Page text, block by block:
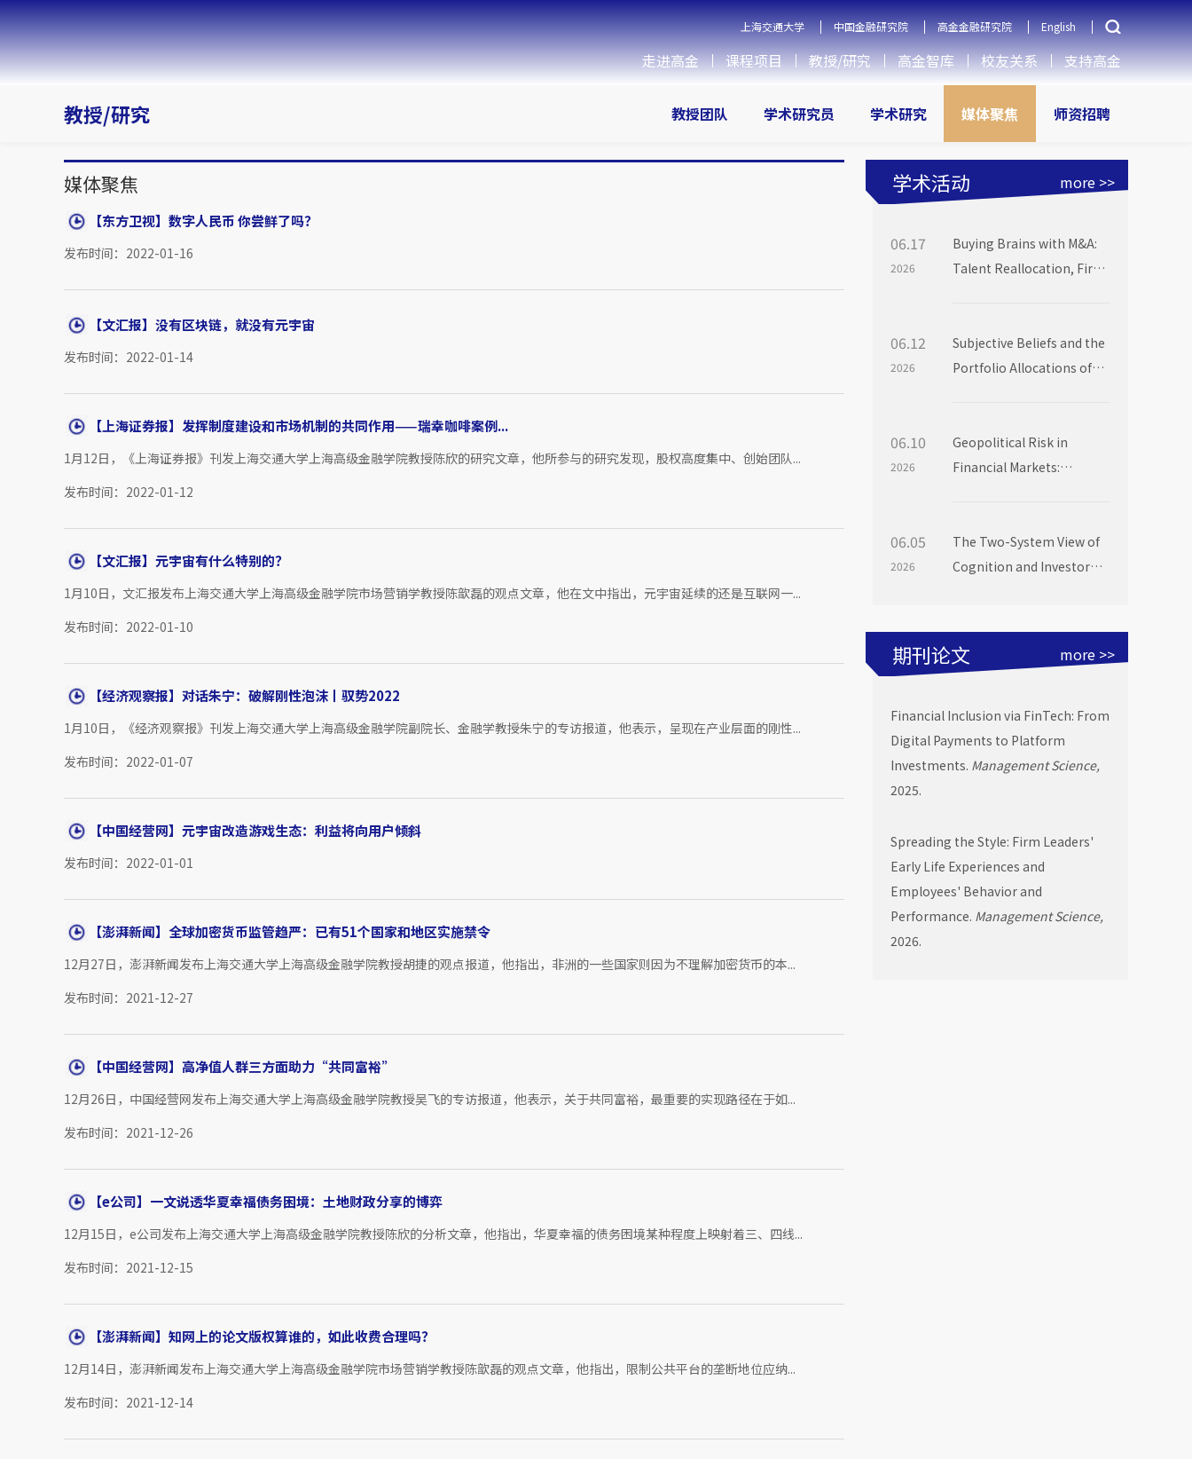
上海交通大学 中国金融研究院 高金金融研究院 English
走进高金 课程项目 教授/研究 高金智库 校友关系 支持高金
教授/研究 教授团队 学术研究员 学术研究 媒体聚焦 师资招聘
媒体聚焦
【东方卫视】数字人民币 你尝鲜了吗？
发布时间：2022-01-16
【文汇报】没有区块链，就没有元宇宙
发布时间：2022-01-14
【上海证券报】发挥制度建设和市场机制的共同作用——瑞幸咖啡案例...
1月12日，《上海证券报》刊发上海交通大学上海高级金融学院教授陈欣的研究文章，他所参与的研究发现，股权高度集中、创始团队...
发布时间：2022-01-12
【文汇报】元宇宙有什么特别的？
1月10日，文汇报发布上海交通大学上海高级金融学院市场营销学教授陈歆磊的观点文章，他在文中指出，元宇宙延续的还是互联网一...
发布时间：2022-01-10
【经济观察报】对话朱宁：破解刚性泡沫丨驭势2022
1月10日，《经济观察报》刊发上海交通大学上海高级金融学院副院长、金融学教授朱宁的专访报道，他表示，呈现在产业层面的刚性...
发布时间：2022-01-07
【中国经营网】元宇宙改造游戏生态：利益将向用户倾斜
发布时间：2022-01-01
【澎湃新闻】全球加密货币监管趋严：已有51个国家和地区实施禁令
12月27日，澎湃新闻发布上海交通大学上海高级金融学院教授胡捷的观点报道，他指出，非洲的一些国家则因为不理解加密货币的本...
发布时间：2021-12-27
【中国经营网】高净值人群三方面助力“共同富裕”
12月26日，中国经营网发布上海交通大学上海高级金融学院教授吴飞的专访报道，他表示，关于共同富裕，最重要的实现路径在于如...
发布时间：2021-12-26
【e公司】一文说透华夏幸福债务困境：土地财政分享的博弈
12月15日，e公司发布上海交通大学上海高级金融学院教授陈欣的分析文章，他指出，华夏幸福的债务困境某种程度上映射着三、四线...
发布时间：2021-12-15
【澎湃新闻】知网上的论文版权算谁的，如此收费合理吗？
12月14日，澎湃新闻发布上海交通大学上海高级金融学院市场营销学教授陈歆磊的观点文章，他指出，限制公共平台的垄断地位应纳...
发布时间：2021-12-14
学术活动 more >>
06.17
2026
Buying Brains with M&A:
Talent Reallocation, Firm
06.12
2026
Subjective Beliefs and the
Portfolio Allocations of
06.10
2026
Geopolitical Risk in
Financial Markets:
06.05
2026
The Two-System View of
Cognition and Investor
期刊论文 more >>
Financial Inclusion via FinTech: From
Digital Payments to Platform
Investments. Management Science,
2025.
Spreading the Style: Firm Leaders'
Early Life Experiences and
Employees' Behavior and
Performance. Management Science,
2026.